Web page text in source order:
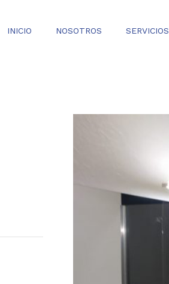
INICIO NOSOTROS SERVICIOS